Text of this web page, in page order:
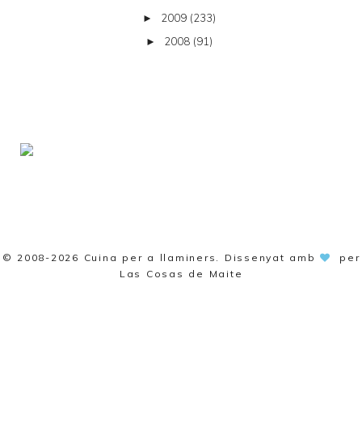
► 2009 (233)
► 2008 (91)
© 2008-2026 Cuina per a llaminers . Dissenyat amb
per
Las Cosas de Maite